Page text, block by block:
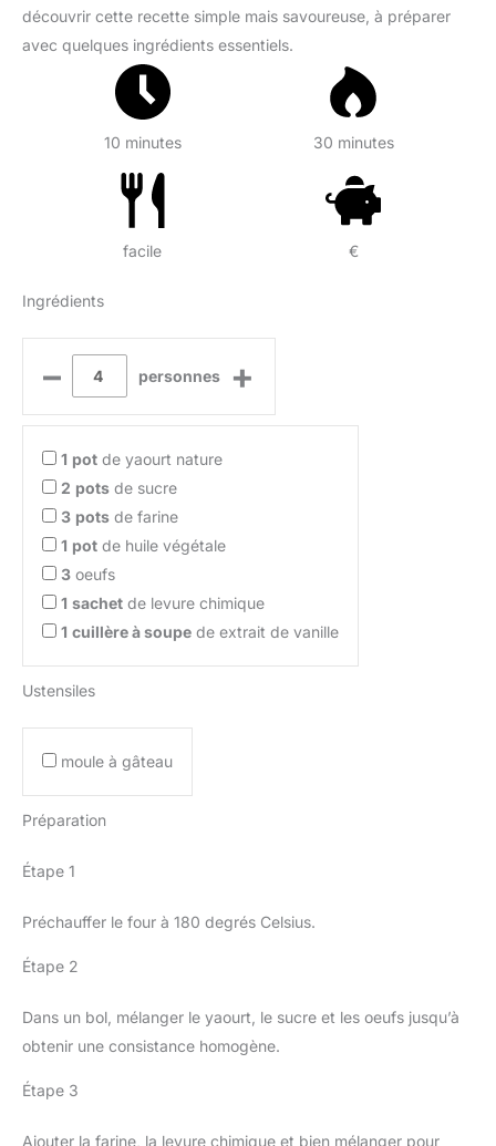
découvrir cette recette simple mais savoureuse, à préparer
avec quelques ingrédients essentiels.
10 minutes 30 minutes
facile €
Ingrédients
– personnes +
1 pot de yaourt nature
2 pots de sucre
3 pots de farine
1 pot de huile végétale
3 oeufs
1 sachet de levure chimique
1 cuillère à soupe de extrait de vanille
Ustensiles
moule à gâteau
Préparation
Étape 1
Préchauffer le four à 180 degrés Celsius.
Étape 2
Dans un bol, mélanger le yaourt, le sucre et les oeufs jusqu’à
obtenir une consistance homogène.
Étape 3
Ajouter la farine, la levure chimique et bien mélanger pour